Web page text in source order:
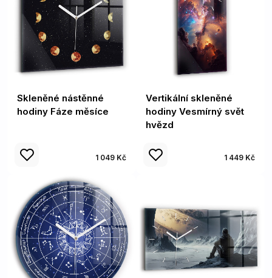
Skleněné nástěnné
hodiny Fáze měsíce
1 049 Kč
Vertikální skleněné
hodiny Vesmírný svět
hvězd
1 449 Kč